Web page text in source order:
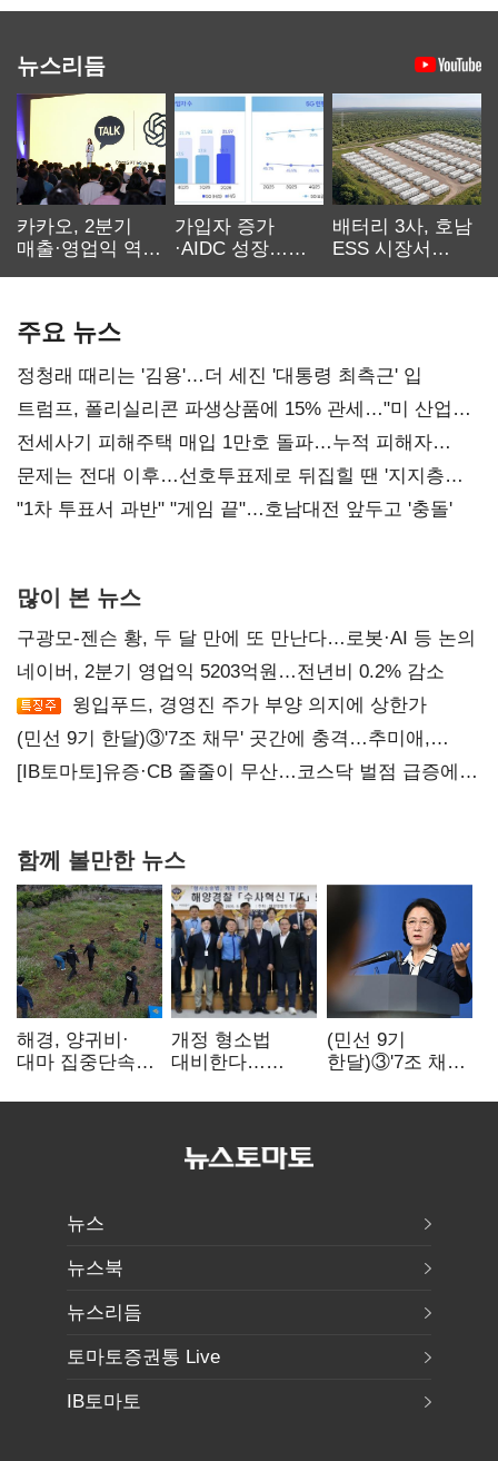
뉴스리듬
카카오, 2분기
매출·영업익 역대
가입자 증가
·AIDC 성장…
배터리 3사, 호남
ESS 시장서
주요 뉴스
정청래 때리는 '김용'…더 세진 '대통령 최측근' 입
트럼프, 폴리실리콘 파생상품에 15% 관세…"미 산업
재건"
전세사기 피해주택 매입 1만호 돌파…누적 피해자
4만278명
문제는 전대 이후…선호투표제로 뒤집힐 땐 '지지층
불복'
"1차 투표서 과반" "게임 끝"…호남대전 앞두고 '충돌'
많이 본 뉴스
구광모-젠슨 황, 두 달 만에 또 만난다…로봇·AI 등 논의
네이버, 2분기 영업익 5203억원…전년비 0.2% 감소
윙입푸드, 경영진 주가 부양 의지에 상한가
(민선 9기 한달)③'7조 채무' 곳간에 충격…추미애,
20년만에 '비상재정' 선언 승부수
[IB토마토]유증·CB 줄줄이 무산…코스닥 벌점 급증에
함께 볼만한 뉴스
해경, 양귀비·
대마 집중단속…
249명 검거
개정 형소법
대비한다…
'수사혁신TF'
(민선 9기
한달)③'7조 채무'
추미애, 20년만에
뉴스
뉴스북
뉴스리듬
토마토증권통 Live
IB토마토